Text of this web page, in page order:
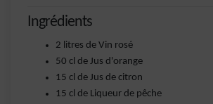
Ingrédients
2 litres de Vin rosé
50 cl de Jus d'orange
15 cl de Jus de citron
15 cl de Liqueur de pêche